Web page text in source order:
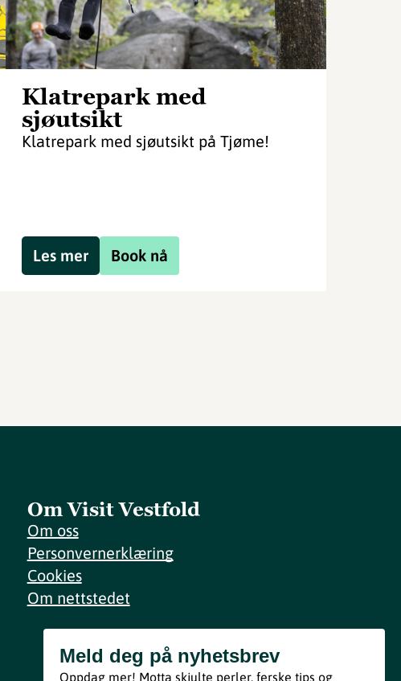
Klatrepark med
sjøutsikt
Klatrepark med sjøutsikt på Tjøme!
Book nå
Les mer
Om Visit Vestfold
Om oss
Personvernerklæring
Cookies
Om nettstedet
Meld deg på nyhetsbrev
Meld deg på nyhetsbrev
Oppdag mer! Motta skjulte perler, ferske tips og